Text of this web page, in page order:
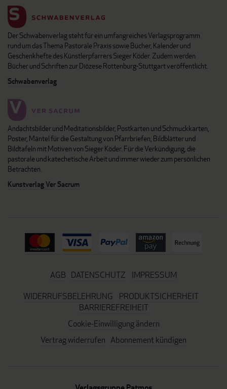
Der Schwabenverlag steht für ein umfangreiches Verlagsprogramm
rund um das Thema Pastorale Praxis sowie Bücher, Kalender und
Geschenkhefte des Künstlerpfarrers Sieger Köder. Zudem werden
Bücher und Schriften zur Diözese Rottenburg-Stuttgart veröffentlicht.
Schwabenverlag
Andachtsbilder und Meditationsbilder, Postkarten und Schmuckkarten,
Poster, Mäntel für die Gestaltung von Pfarrbriefen, Bildblätter und
Bildtafeln mit Motiven von Sieger Köder. Für die Verkündigung, die
pastorale und katechetische Arbeit und immer wieder zum persönlichen
Betrachten.
Kunstverlag Ver Sacrum
AGB DATENSCHUTZ
IMPRESSUM
WIDERRUFSBELEHRUNG
PRODUKTSICHERHEIT
BARRIEREFREIHEIT
Cookie-Einwilligung ändern
Vertrag widerrufen Abonnement kündigen